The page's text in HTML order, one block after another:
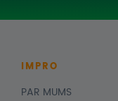
IMPRO
PAR MUMS